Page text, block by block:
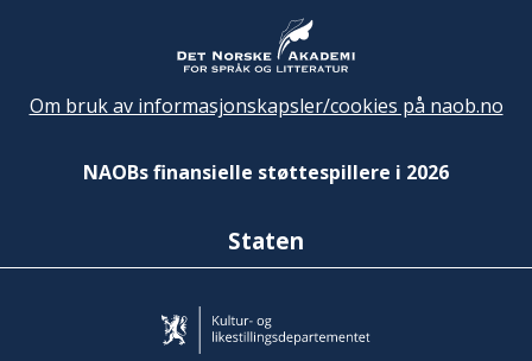
Om bruk av informasjonskapsler/cookies på naob.no
NAOBs finansielle støttespillere i 2026
Staten